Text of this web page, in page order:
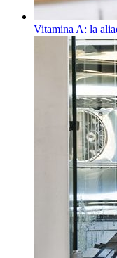
Vitamina A: la